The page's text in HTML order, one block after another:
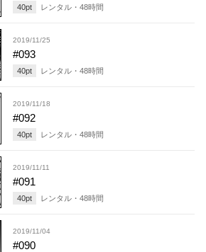
40pt レンタル・ 48時間
2019/11/25
#093
40pt レンタル・ 48時間
2019/11/18
#092
40pt レンタル・ 48時間
2019/11/11
#091
40pt レンタル・ 48時間
2019/11/04
#090